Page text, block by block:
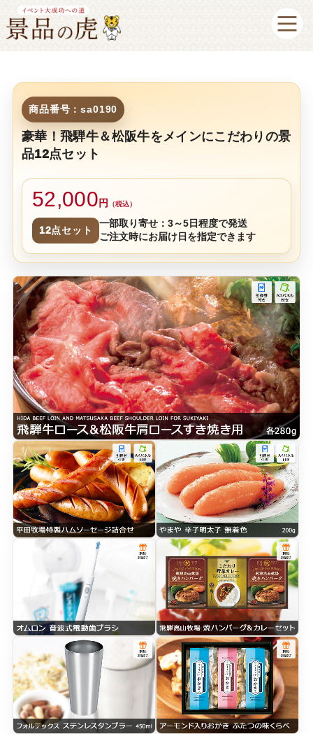
商品番号：sa0190
豪華！飛騨牛＆松阪牛をメインにこだわりの景
品12点セット
52,000 円 （税込）
12点セット
一部取り寄せ：3～5日程度で発送
ご注文時にお届け日を指定できます